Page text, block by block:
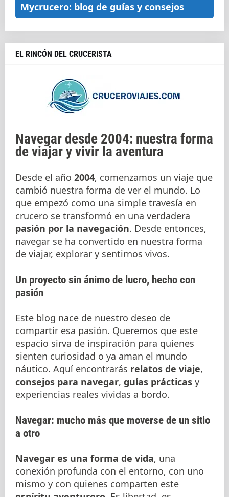
Mycrucero: blog de guías y consejos
EL RINCÓN DEL CRUCERISTA
Navegar desde 2004: nuestra forma
de viajar y vivir la aventura
Desde el año 2004, comenzamos un viaje que
cambió nuestra forma de ver el mundo. Lo
que empezó como una simple travesía en
crucero se transformó en una verdadera
pasión por la navegación. Desde entonces,
navegar se ha convertido en nuestra forma
de viajar, explorar y sentirnos vivos.
Un proyecto sin ánimo de lucro, hecho con
pasión
Este blog nace de nuestro deseo de
compartir esa pasión. Queremos que este
espacio sirva de inspiración para quienes
sienten curiosidad o ya aman el mundo
náutico. Aquí encontrarás relatos de viaje,
consejos para navegar, guías prácticas y
experiencias reales vividas a bordo.
Navegar: mucho más que moverse de un sitio
a otro
Navegar es una forma de vida, una
conexión profunda con el entorno, con uno
mismo y con quienes comparten este